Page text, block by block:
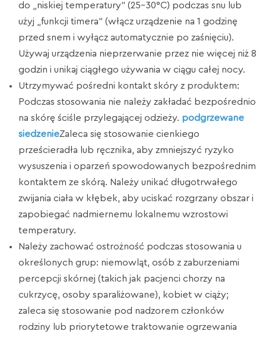
do „niskiej temperatury” (25–30°C) podczas snu lub
użyj „funkcji timera” (włącz urządzenie na 1 godzinę
przed snem i wyłącz automatycznie po zaśnięciu).
Używaj urządzenia nieprzerwanie przez nie więcej niż 8
godzin i unikaj ciągłego używania w ciągu całej nocy.
Utrzymywać pośredni kontakt skóry z produktem:
Podczas stosowania nie należy zakładać bezpośrednio
na skórę ściśle przylegającej odzieży. podgrzewane
siedzenieZaleca się stosowanie cienkiego
prześcieradła lub ręcznika, aby zmniejszyć ryzyko
wysuszenia i oparzeń spowodowanych bezpośrednim
kontaktem ze skórą. Należy unikać długotrwałego
zwijania ciała w kłębek, aby uciskać rozgrzany obszar i
zapobiegać nadmiernemu lokalnemu wzrostowi
temperatury.
Należy zachować ostrożność podczas stosowania u
określonych grup: niemowląt, osób z zaburzeniami
percepcji skórnej (takich jak pacjenci chorzy na
cukrzycę, osoby sparaliżowane), kobiet w ciąży;
zaleca się stosowanie pod nadzorem członków
rodziny lub priorytetowe traktowanie ogrzewania